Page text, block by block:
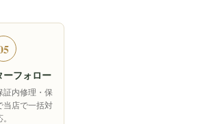
ーフォロー
証内修理・保
当店で一括対